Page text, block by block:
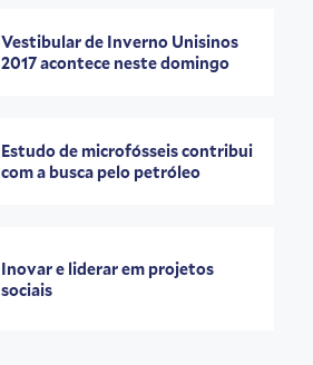
Vestibular de Inverno Unisinos
2017 acontece neste domingo
Estudo de microfósseis contribui
com a busca pelo petróleo
Inovar e liderar em projetos
sociais